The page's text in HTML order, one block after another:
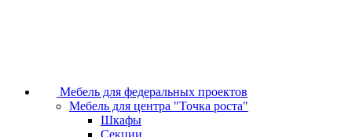
Мебель для федеральных проектов
Мебель для центра "Точка роста"
Шкафы
Секции